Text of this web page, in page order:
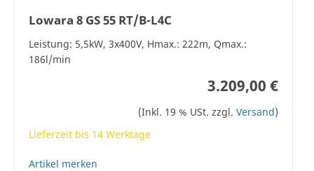
Lowara 8 GS 55 RT/B-L4C
Leistung: 5,5kW, 3x400V, Hmax.: 222m, Qmax.:
186l/min
3.209,00 €
(Inkl. 19 % USt. zzgl. Versand)
Lieferzeit bis 14 Werktage
Artikel merken